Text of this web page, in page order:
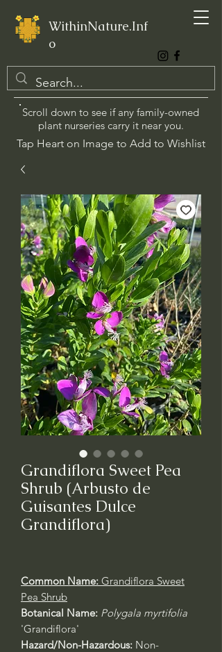
WithinNature.Inf
o
Scroll down to see if any family-owned
plant nurseries carry it near you.
Tap Heart on Image to Add to Wishlist
Grandiflora Sweet Pea
Shrub (Arbusto de
Guisantes Dulce
Grandiflora)
Common Name: Grandiflora Sweet
Pea Shrub
Botanical Name: Polygala myrtifolia
'Grandiflora'
Hazard/Non-Hazardous: Non-